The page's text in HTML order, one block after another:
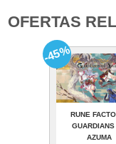
OFERTAS
RUNE
GUARDIANS
AZUMA
-45%